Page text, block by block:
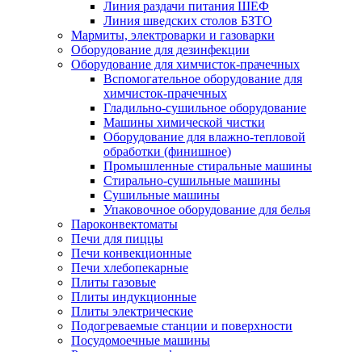
Линия раздачи питания ШЕФ
Линия шведских столов БЗТО
Мармиты, электроварки и газоварки
Оборудование для дезинфекции
Оборудование для химчисток-прачечных
Вспомогательное оборудование для
химчисток-прачечных
Гладильно-сушильное оборудование
Машины химической чистки
Оборудование для влажно-тепловой
обработки (финишное)
Промышленные стиральные машины
Стирально-сушильные машины
Сушильные машины
Упаковочное оборудование для белья
Пароконвектоматы
Печи для пиццы
Печи конвекционные
Печи хлебопекарные
Плиты газовые
Плиты индукционные
Плиты электрические
Подогреваемые станции и поверхности
Посудомоечные машины